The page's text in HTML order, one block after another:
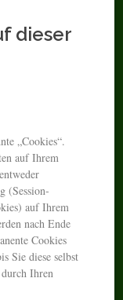
dieser
„Cookies“.
auf Ihrem
(Session-
auf Ihrem
nach Ende
Cookies
Sie diese selbst
Ihren